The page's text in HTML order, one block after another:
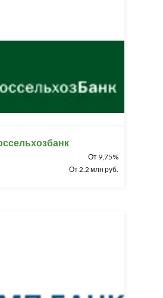
От 9,75%
От 2.2 млн руб.